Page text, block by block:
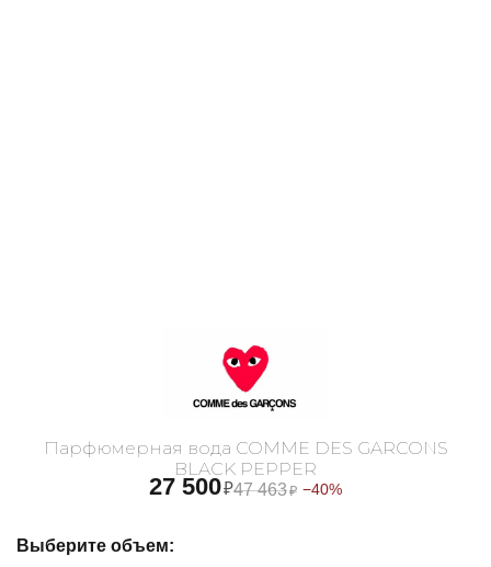
Парфюмерная вода COMME DES GARCONS
BLACK PEPPER
27 500₽47 463₽ −40%
Выберите объем: